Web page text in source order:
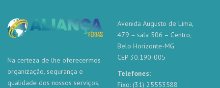
Na certeza de lhe oferecermos
organização, segurança e
qualidade dos nossos serviços,
Avenida Augusto de Lima,
479 – sala 506 – Centro,
Belo Horizonte-MG
CEP 30.190-005
Telefones:
Fixo: (31) 25553588